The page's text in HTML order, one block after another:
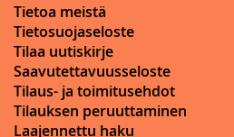
Tietoa meistä
Tietosuojaseloste
Tilaa uutiskirje
Saavutettavuusseloste
Tilaus- ja toimitusehdot
Tilauksen peruuttaminen
Laajennettu haku